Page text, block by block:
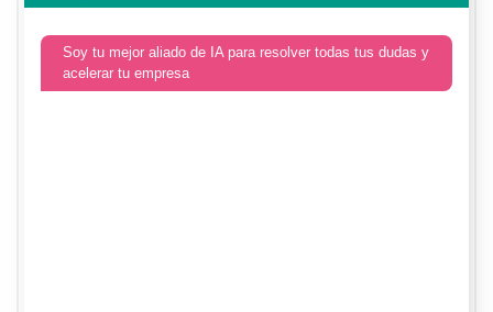
Soy tu mejor aliado de IA para resolver todas tus dudas y
acelerar tu empresa